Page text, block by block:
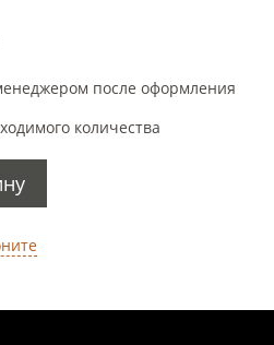
после оформления
количества